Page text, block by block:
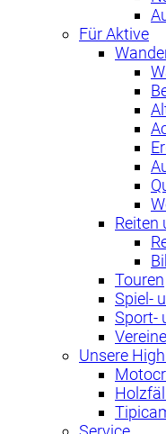
Für Aktive
Reiten
Touren
Spiel-
Sport-
Unsere